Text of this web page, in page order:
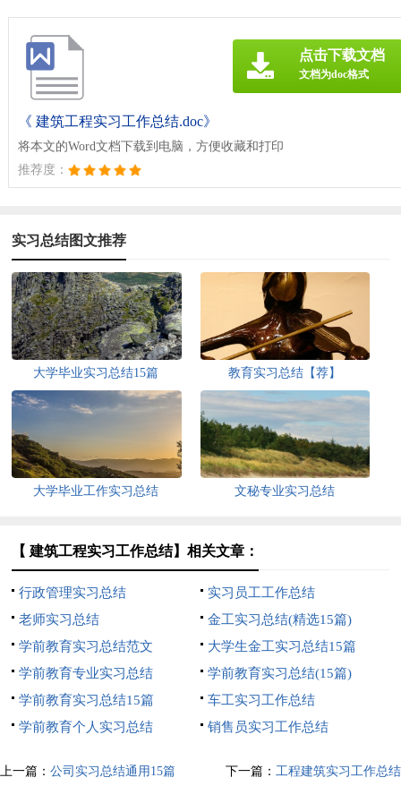
《 建筑工程实习工作总结.doc》
将本文的Word文档下载到电脑，方便收藏和打印
推荐度：
点击下载文档
文档为doc格式
实习总结图文推荐
大学毕业实习总结15篇 教育实习总结【荐】
大学毕业工作实习总结 文秘专业实习总结
【 建筑工程实习工作总结】相关文章：
行政管理实习总结
实习员工工作总结
老师实习总结
金工实习总结(精选15篇)
学前教育实习总结范文
大学生金工实习总结15篇
学前教育专业实习总结
学前教育实习总结(15篇)
学前教育实习总结15篇
车工实习工作总结
学前教育个人实习总结
销售员实习工作总结
上一篇： 公司实习总结通用15篇 下一篇： 工程建筑实习工作总结